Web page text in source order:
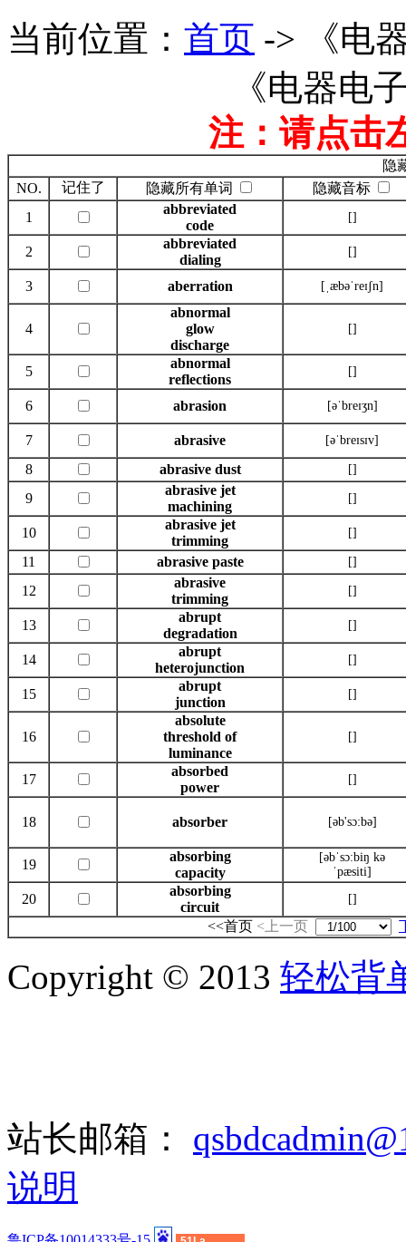
当前位置： 首页 -> 《电
《电器电
注：请点击
隐
NO.
记住了 隐藏所有单词
隐藏音标
1
abbreviated
code
[]
2
abbreviated
dialing
[]
3 aberration [ˌæbəˈreɪʃn]
4
abnormal
glow
discharge
[]
5
abnormal
reflections
[]
6 abrasion [əˈbreɪʒn]
7 abrasive [əˈbreɪsɪv]
8 abrasive dust []
9
abrasive jet
machining
[]
10
abrasive jet
trimming
[]
11 abrasive paste []
12
abrasive
trimming
[]
13
abrupt
degradation
[]
14
abrupt
heterojunction
[]
15
abrupt
junction
[]
16
absolute
threshold of
luminance
[]
17
absorbed
power
[]
18 absorber [əb'sɔ:bə]
19
absorbing
capacity
[əbˈsɔ:biŋ kə
ˈpæsiti]
20
absorbing
circuit
[]
<<首页 <上一页
Copyright © 2013 轻松背
站长邮箱：
说明